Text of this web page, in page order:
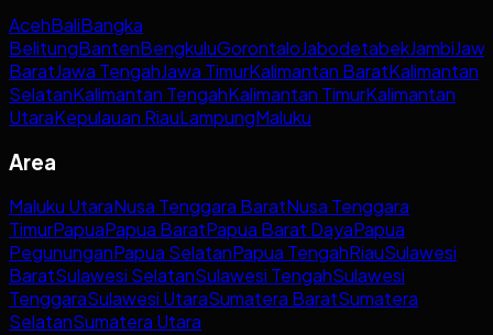
AcehBaliBangka
BelitungBantenBengkuluGorontaloJabodetabekJambi
BaratJawa TengahJawa TimurKalimantan BaratKalimantan
SelatanKalimantan TengahKalimantan TimurKalimantan
UtaraKepulauan RiauLampungMaluku
Area
Maluku UtaraNusa Tenggara BaratNusa Tenggara
TimurPapuaPapua BaratPapua Barat DayaPapua
PegununganPapua SelatanPapua TengahRiauSulawesi
BaratSulawesi SelatanSulawesi TengahSulawesi
TenggaraSulawesi UtaraSumatera BaratSumatera
SelatanSumatera Utara